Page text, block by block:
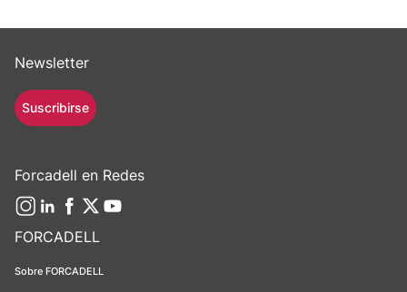
FORCADELL
Sobre FORCADELL
Newsletter
Suscribirse
Forcadell en Redes